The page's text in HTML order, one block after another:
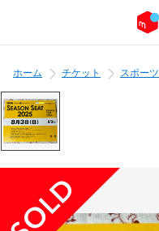
ホーム チケット スポーツ